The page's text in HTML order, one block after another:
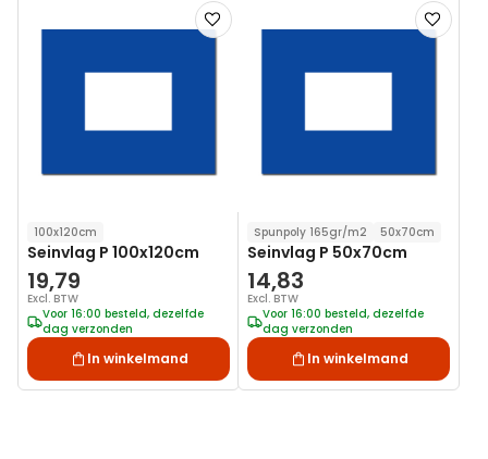
Voeg
toe
100x120cm
Seinvlag P 100x120cm
19,79
Excl. BTW
Voor 16:00 besteld, dezelfde
dag verzonden
In winkelmand
Voeg
toe
Spunpoly 165gr/m2 50x70cm
Seinvlag P 50x70cm
14,83
Excl. BTW
Voor 16:00 besteld, dezelfde
dag verzonden
In winkelmand